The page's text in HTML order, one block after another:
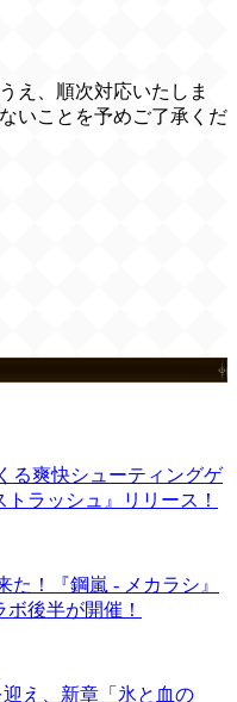
え、順次対応いたしま
いことを予めご了承くだ
る爽快シューティングゲ
ラッシュ』リリース！
た！『鋼嵐 - メカラシ』
後半が開催！
え、新章「氷と血の